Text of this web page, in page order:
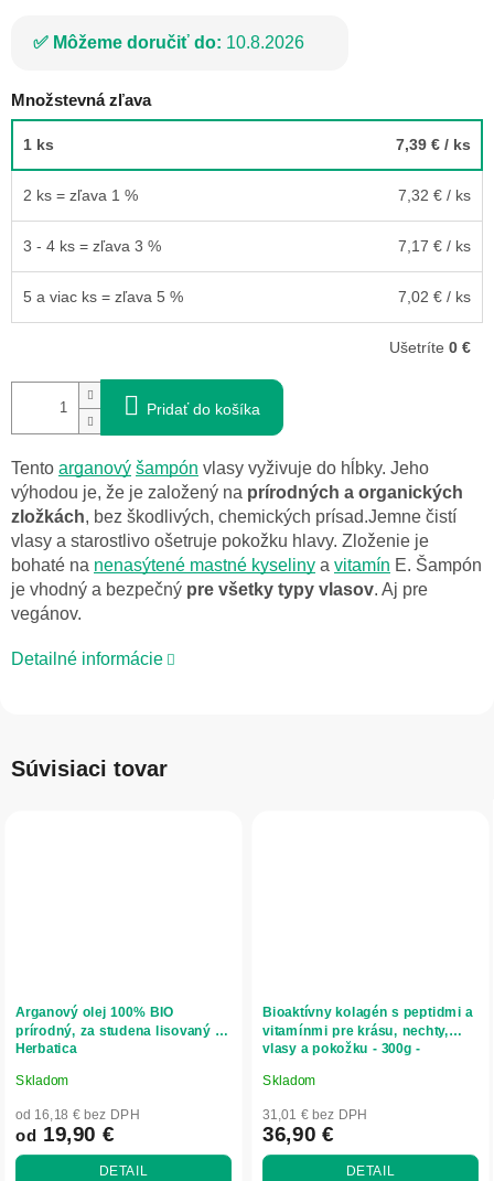
Môžeme doručiť do: 10.8.2026
Množstevná zľava
1 ks 7,39 € / ks
2 ks = zľava 1 % 7,32 € / ks
3 - 4 ks = zľava 3 % 7,17 € / ks
5 a viac ks = zľava 5 % 7,02 € / ks
Ušetríte 0 €
Pridať do košíka
Tento arganový šampón vlasy vyživuje do hĺbky. Jeho
výhodou je, že je založený na prírodných a organických
zložkách, bez škodlivých, chemických prísad.Jemne čistí
vlasy a starostlivo ošetruje pokožku hlavy. Zloženie je
bohaté na nenasýtené mastné kyseliny a vitamín E. Šampón
je vhodný a bezpečný pre všetky typy vlasov. Aj pre
vegánov.
Detailné informácie
Súvisiaci tovar
Arganový olej 100% BIO
prírodný, za studena lisovaný -
Herbatica
Priemerné
hodnotenie
produktu
je
Skladom
od 16,18 € bez DPH
od 19,90 €
DETAIL
Bioaktívny kolagén s peptidmi a
vitamínmi pre krásu, nechty,
vlasy a pokožku - 300g -
Priemerné
hodnotenie
produktu
je
Skladom
31,01 € bez DPH
36,90 €
DETAIL